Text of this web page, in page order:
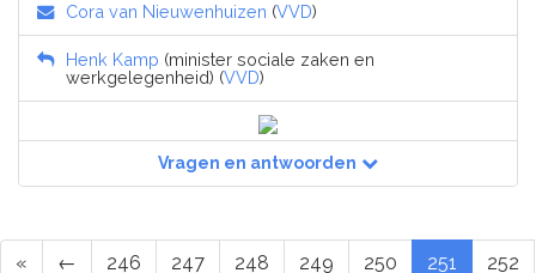
Cora van Nieuwenhuizen (VVD)
Henk Kamp (minister sociale zaken en
werkgelegenheid) (VVD)
Vragen en antwoorden
« ← 246 247 248 249 250 251 252